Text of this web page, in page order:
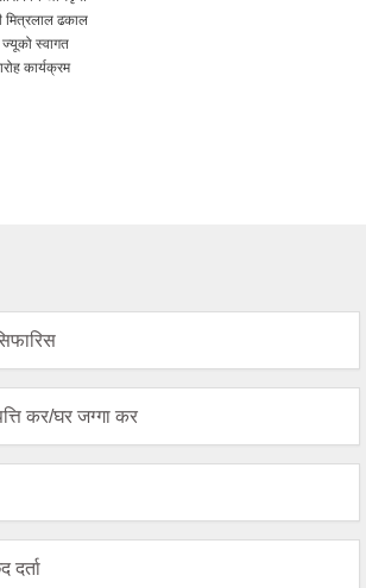
मित्रलाल ढकाल
स्वागत
कार्यक्रम
कर/घर जग्गा कर
दर्ता